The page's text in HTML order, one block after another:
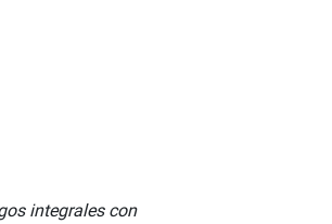
integrales con